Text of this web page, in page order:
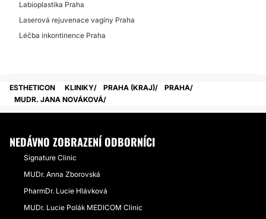
Labioplastika Praha
Laserová rejuvenace vagíny Praha
Léčba inkontinence Praha
ESTHETICON KLINIKY PRAHA (KRAJ)
PRAHA
MUDR. JANA NOVÁKOVÁ
NEDÁVNO ZOBRAZENÍ ODBORNÍCI
Signature Clinic
MUDr. Anna Zborovská
PharmDr. Lucie Hlávková
MUDr. Lucie Polák MEDICOM Clinic